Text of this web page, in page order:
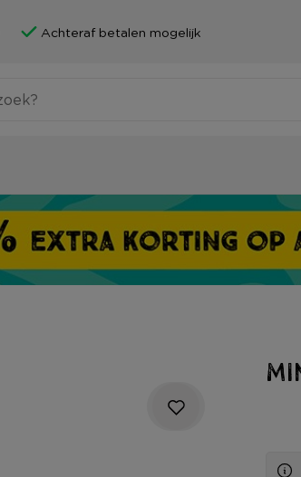
Achteraf betalen mogelijk